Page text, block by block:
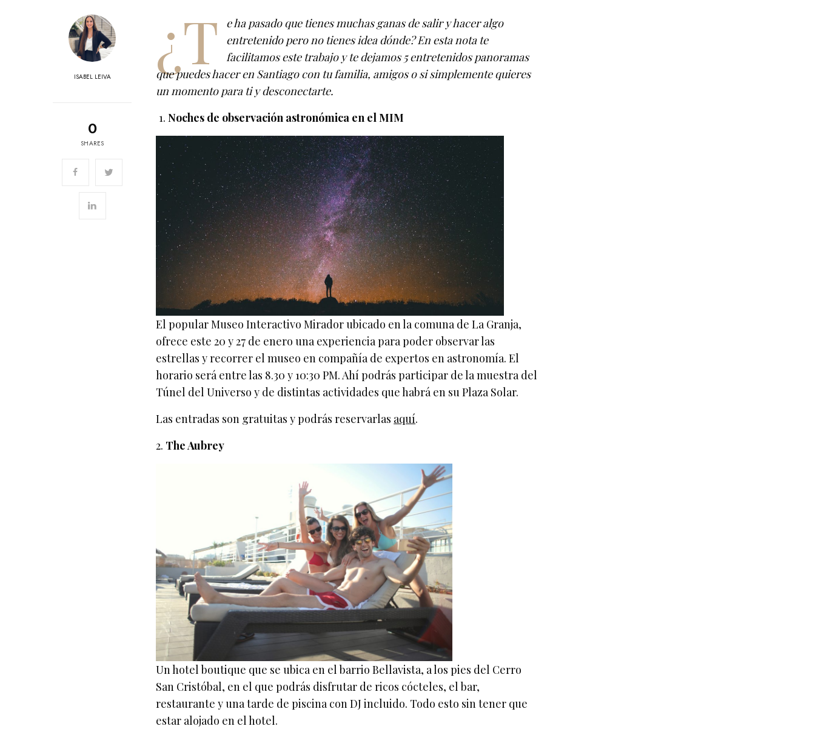
ISABEL LEIVA
0
SHARES
¿T
e ha pasado que tienes muchas ganas de salir y hacer algo
entretenido pero no tienes idea dónde? En esta nota te
facilitamos este trabajo y te dejamos 5 entretenidos panoramas
que puedes hacer en Santiago con tu familia, amigos o si simplemente quieres
un momento para ti y desconectarte.
Noches de observación astronómica en el MIM
El popular Museo Interactivo Mirador ubicado en la comuna de La Granja,
ofrece este 20 y 27 de enero una experiencia para poder observar las
estrellas y recorrer el museo en compañía de expertos en astronomía. El
horario será entre las 8.30 y 10:30 PM. Ahí podrás participar de la muestra del
Túnel del Universo y de distintas actividades que habrá en su Plaza Solar.
Las entradas son gratuitas y podrás reservarlas aquí.
2. The Aubrey
Un hotel boutique que se ubica en el barrio Bellavista, a los pies del Cerro
San Cristóbal, en el que podrás disfrutar de ricos cócteles, el bar,
restaurante y una tarde de piscina con DJ incluido. Todo esto sin tener que
estar alojado en el hotel.